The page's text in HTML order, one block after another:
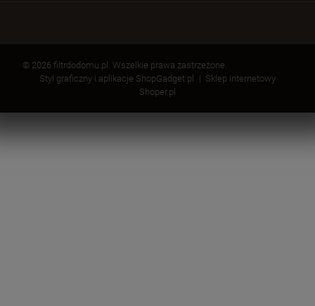
© 2026 filtrdodomu.pl. Wszelkie prawa zastrzeżone.
Styl graficzny i aplikacje ShopGadget.pl
Sklep internetowy
Shoper.pl